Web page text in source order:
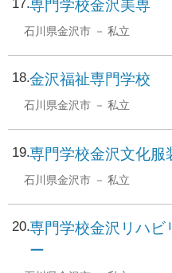
17 専門学校金沢美専
石川県金沢市 私立
18 金沢福祉専門学校
石川県金沢市 私立
19 専門学校金沢文化服
石川県金沢市 私立
20 専門学校金沢リハビ
ー